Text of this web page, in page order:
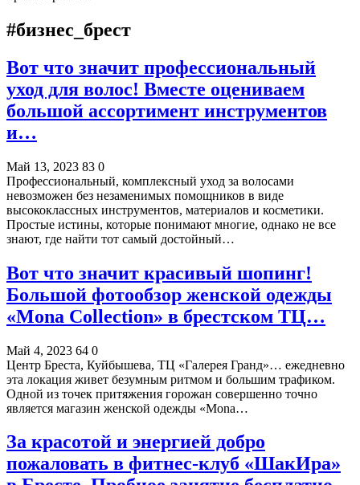
#бизнес_брест
Вот что значит профессиональный
уход для волос! Вместе оцениваем
большой ассортимент инструментов
и…
Май 13, 2023 83 0
Профессиональный, комплексный уход за волосами
невозможен без незаменимых помощников в виде
высококлассных инструментов, материалов и косметики.
Простые истины, которые понимают многие, однако не все
знают, где найти тот самый достойный…
Вот что значит красивый шопинг!
Большой фотообзор женской одежды
«Mona Collection» в брестском ТЦ…
Май 4, 2023 64 0
Центр Бреста, Куйбышева, ТЦ «Галерея Гранд»… ежедневно
эта локация живет безумным ритмом и большим трафиком.
Одной из точек притяжения горожан совершенно точно
является магазин женской одежды «Mona…
За красотой и энергией добро
пожаловать в фитнес-клуб «ШакИра»